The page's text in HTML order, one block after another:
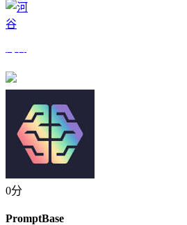
0分
PromptBase